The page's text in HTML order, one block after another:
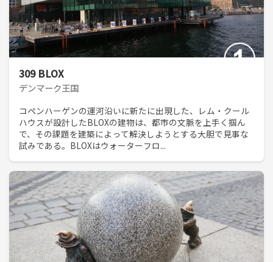
309 BLOX
デンマーク王国
コペンハーゲンの運河沿いに新たに出現した、レム・クール
ハウスが設計したBLOXの建物は、都市の文脈を上手く掴ん
で、その課題を建築によって解決しようとする大胆で見事な
試みである。BLOXはウォーターフロ...